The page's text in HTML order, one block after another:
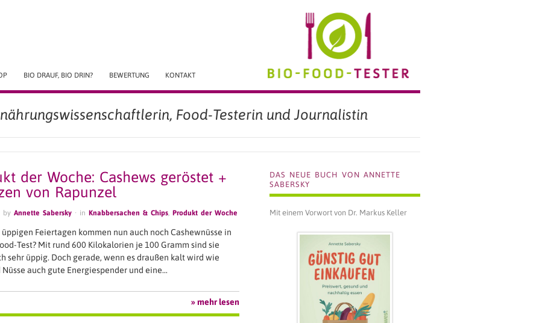
BIO FOOD TESTER
BIO DRAUF, BIO DRIN? BEWERTUNG KONTAKT
Food-Testerin und Journalistin
der Woche: Cashews geröstet +
von Rapunzel
by Annette Sabersky · in Knabbersachen & Chips Produkt der Woche
üppigen Feiertagen kommen nun auch noch Cashewnüsse in
Test? Mit rund 600 Kilokalorien je 100 Gramm sind sie
sehr üppig. Doch gerade, wenn es draußen kalt wird wie
Nüsse auch gute Energiespender und eine…
» mehr lesen
DAS NEUE BUCH VON ANNETTE
SABERSKY
Mit einem Vorwort von Dr. Markus Keller